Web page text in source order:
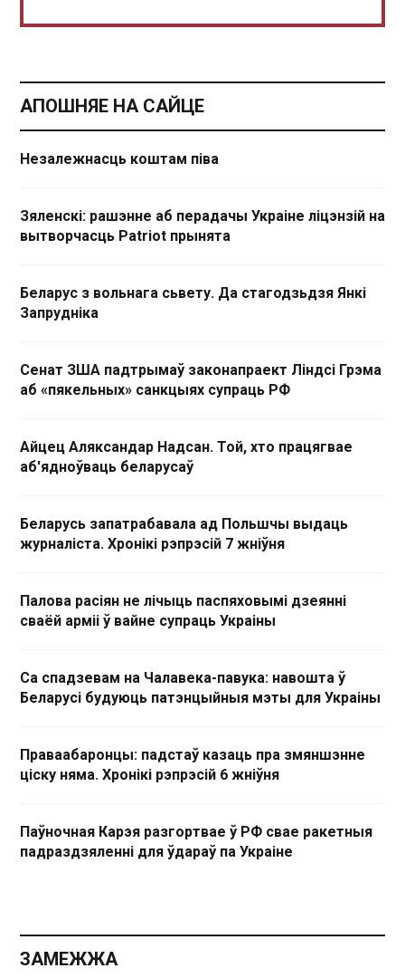
АПОШНЯЕ НА САЙЦЕ
Незалежнасць коштам піва
Зяленскі: рашэнне аб перадачы Украіне ліцэнзій на
вытворчасць Patriot прынята
Беларус з вольнага сьвету. Да стагодзьдзя Янкі
Запрудніка
Сенат ЗША падтрымаў законапраект Ліндсі Грэма
аб «пякельных» санкцыях супраць РФ
Айцец Аляксандар Надсан. Той, хто працягвае
аб'ядноўваць беларусаў
Беларусь запатрабавала ад Польшчы выдаць
журналіста. Хронікі рэпрэсій 7 жніўня
Палова расіян не лічыць паспяховымі дзеянні
сваёй арміі ў вайне супраць Украіны
Са спадзевам на Чалавека-павука: навошта ў
Беларусі будуюць патэнцыйныя мэты для Украіны
Праваабаронцы: падстаў казаць пра змяншэнне
ціску няма. Хронікі рэпрэсій 6 жніўня
Паўночная Карэя разгортвае ў РФ свае ракетныя
падраздзяленні для ўдараў па Украіне
ЗАМЕЖЖА